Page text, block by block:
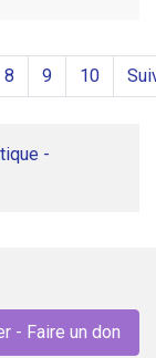
8 9 10
-
- Faire un don